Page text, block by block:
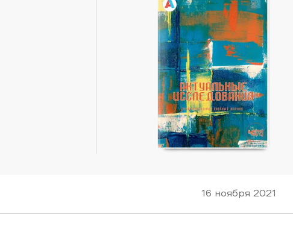
16 ноября 2021